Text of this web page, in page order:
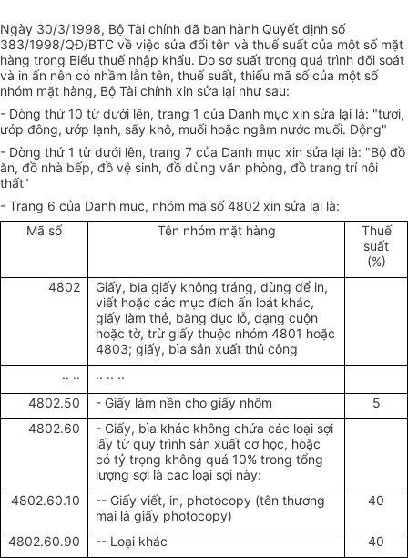
Ngày 30/3/1998, Bộ Tài chính đã ban hành Quyết định số
383/1998/QĐ/BTC về việc sửa đổi tên và thuế suất của một số mặt
hàng trong Biểu thuế nhập khẩu. Do sơ suất trong quá trình đối soát
và in ấn nên có nhầm lẫn tên, thuế suất, thiếu mã số của một số
nhóm mặt hàng, Bộ Tài chính xin sửa lại như sau:
- Dòng thứ 10 từ dưới lên, trang 1 của Danh mục xin sửa lại là: "tươi,
ướp đông, ướp lạnh, sấy khô, muối hoặc ngâm nước muối. Động"
- Dòng thứ 1 từ dưới lên, trang 7 của Danh mục xin sửa lại là: "Bộ đồ
ăn, đồ nhà bếp, đồ vệ sinh, đồ dùng văn phòng, đồ trang trí nội
thất"
- Trang 6 của Danh mục, nhóm mã số 4802 xin sửa lại là:
Mã số
Tên nhóm mặt hàng
Thuế
suất
(%)
4802
Giấy, bìa giấy không tráng, dùng để in,
viết hoặc các mục đích ấn loát khác,
giấy làm thẻ, băng đục lỗ, dạng cuộn
hoặc tờ, trừ giấy thuộc nhóm 4801 hoặc
4803; giấy, bìa sản xuất thủ công
.. ..
.. .. ..
4802.50
- Giấy làm nền cho giấy nhôm
5
4802.60
- Giấy, bìa khác không chứa các loại sợi
lấy từ quy trình sản xuất cơ học, hoặc
có tỷ trọng không quá 10% trong tổng
lượng sợi là các loại sợi này:
4802.60.10
-- Giấy viết, in, photocopy (tên thương
mại là giấy photocopy)
40
4802.60.90 -- Loại khác
40